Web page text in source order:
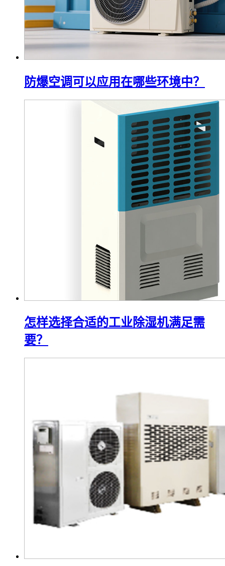
防爆空调可以应用在哪些环境中？
怎样选择合适的工业除湿机满足需
要？